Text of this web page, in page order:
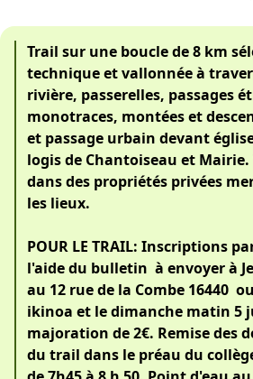
Trail sur une boucle de 8 km
technique et vallonnée à
rivière, passerelles, passages
monotraces, montées et
et passage urbain devant
logis de Chantoiseau et Mairie.
dans des propriétés privées
les lieux.
POUR LE TRAIL: Inscriptions
l'aide du bulletin à envoyer à
au 12 rue de la Combe 16440
ikinoa et le dimanche matin 5
majoration de 2€. Remise des
du trail dans le préau du collège